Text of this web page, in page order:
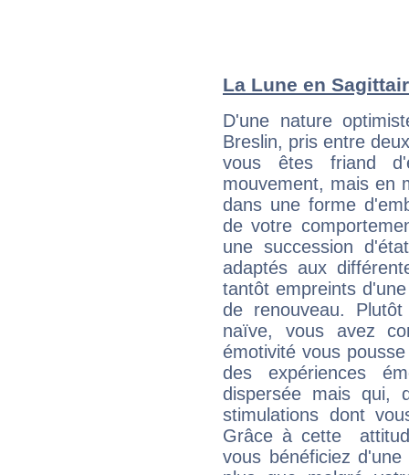
La Lune en
D'une nature
Breslin, pris entre
vous êtes friand
mouvement, mais en
dans une forme
de votre
une succession
adaptés aux
tantôt empreints
de renouveau.
naïve, vous avez
émotivité vous
des expériences
dispersée mais qui,
stimulations dont
Grâce à cette
vous bénéficiez